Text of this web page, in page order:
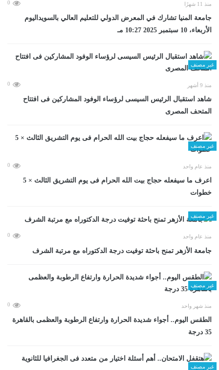
منذ 11 شهرًا 0
جامعة المنيا تشارك في المعرض الدولي للتعليم العالي بالسويداليوم
الأربعاء، 10 سبتمبر 2025 10:27 مـ
غير مصنف
منذ 9 أشهر 0
شاهد استقبال الرئيس السيسى لرؤساء الوفود المشاركين فى افتتاح
المتحف المصرى
غير مصنف
منذ عام واحد 0
اعرف ما سيفعله حجاج بيت الله الحرام فى يوم التشريق الثالث × 5
خطوات
غير مصنف
منذ عام واحد 0
جامعة الأزهر تمنح باحثة توفيت درجة الدكتوراه مع مرتبة الشرف
غير مصنف
منذ شهر واحد 0
الطقس اليوم.. أجواء شديدة الحرارة وارتفاع الرطوبة والعظمى بالقاهرة
35 درجة
غير مصنف